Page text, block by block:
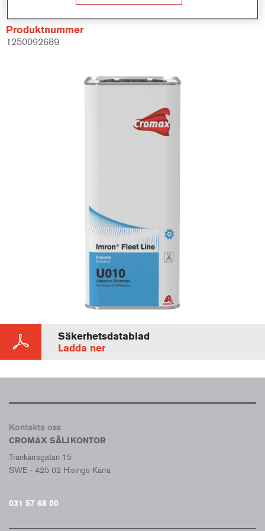
Produktnummer
1250092689
Säkerhetsdatablad
Ladda ner
Kontakta oss
CROMAX SÄLJKONTOR
Trankärrsgatan 15
SWE - 425 02 Hisings Kärra
031 57 68 00